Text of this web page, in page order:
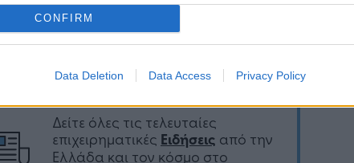
CONFIRM
Data Deletion Data Access Privacy Policy
Ακολουθήστε το στο
Google Newsκαι μάθετε πρώτοι
όλα τα επιχειρηματικά νέα
Δείτε όλες τις τελευταίες
επιχειρηματικές Ειδήσεις από την
Ελλάδα και τον κόσμο στο